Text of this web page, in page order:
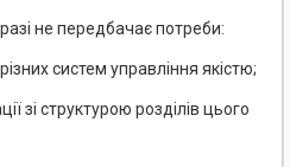
не передбачає потреби:
систем управління якістю;
зі структурою розділів цього